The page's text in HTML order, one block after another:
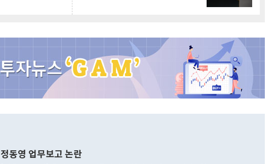
정동영 업무보고 논란